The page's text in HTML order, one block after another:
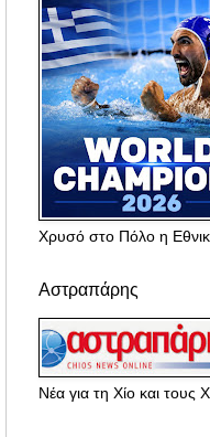
Χρυσό στο Πόλο η
Αστραπάρης
Νέα για τη Χίο και τους